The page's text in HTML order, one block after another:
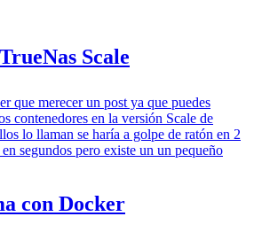
Scale
que merecer un post ya que puedes
contenedores en la versión Scale de
lo llaman se haría a golpe de ratón en 2
segundos pero existe un un pequeño
con Docker